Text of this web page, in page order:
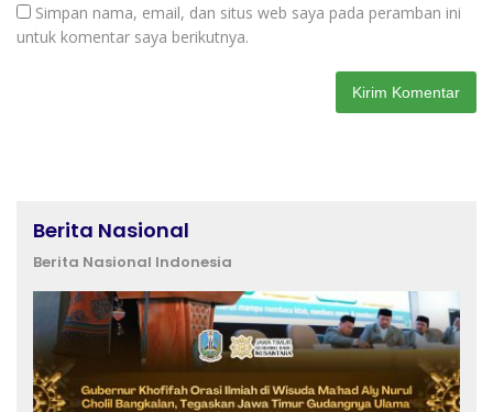
Simpan nama, email, dan situs web saya pada peramban ini
untuk komentar saya berikutnya.
Berita Nasional
Berita Nasional Indonesia